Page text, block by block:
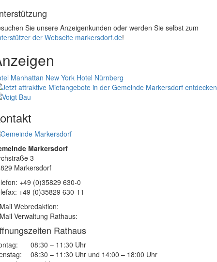
Sie unsere Anzeigenkunden oder werden Sie selbst zum
der Webseite markersdorf.de!
Manhattan New York Hotel Nürnberg
Markersdorf
3
Markersdorf
+49 (0)35829 630-0
+49 (0)35829 630-11
Webredaktion:
Verwaltung Rathaus:
Rathaus
08:30 – 11:30 Uhr
08:30 – 11:30 Uhr und 14:00 – 18:00 Uhr